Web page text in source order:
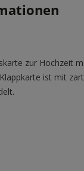
zur Hochzeit
ist mit